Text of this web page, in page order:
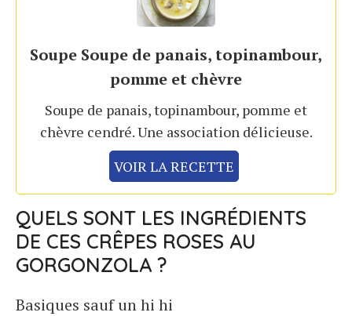
Soupe Soupe de panais, topinambour,
pomme et chèvre
Soupe de panais, topinambour, pomme et
chèvre cendré. Une association délicieuse.
VOIR LA RECETTE
QUELS SONT LES INGRÉDIENTS
DE CES CRÊPES ROSES AU
GORGONZOLA ?
Basiques sauf un hi hi